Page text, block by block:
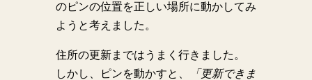
のピンの位置を正しい場所に動かしてみ
ようと考えました。
住所の更新まではうまく行きました。
しかし、ピンを動かすと、
「更新できま